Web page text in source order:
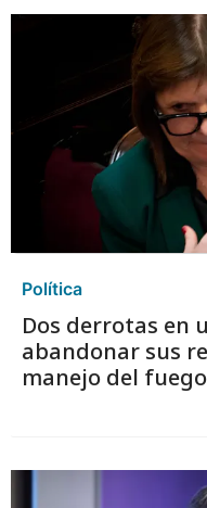
Política
Dos derrotas en
abandonar sus
manejo del fuego